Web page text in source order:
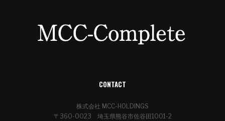
CONTACT
株式会社 MCC-HOLDINGS
〒360-0023 埼玉県熊谷市佐谷田1001-2